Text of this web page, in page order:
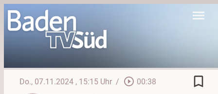
menu
Do., 07.11.2024 , 15:15 Uhr / play_circle_outline 00:38 bookmark_border